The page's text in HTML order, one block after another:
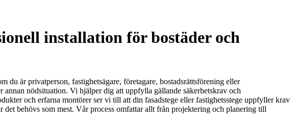
installation för bostäder och
du är privatperson, fastighetsägare, företagare, bostadsrättsförening eller
nödsituation. Vi hjälper dig att uppfylla gällande säkerhetskrav och
och erfarna montörer ser vi till att din fasadstege eller fastighetsstege uppfyller krav
behövs som mest. Vår process omfattar allt från projektering och planering till